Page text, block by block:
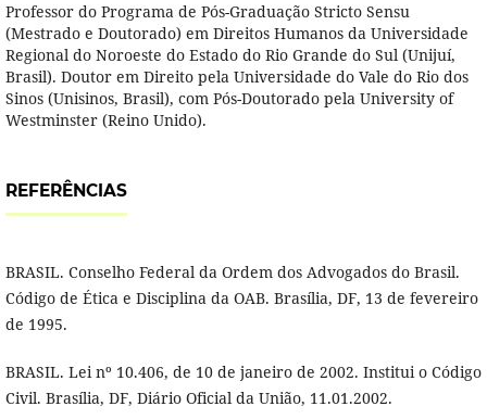
Professor do Programa de Pós-Graduação Stricto Sensu
(Mestrado e Doutorado) em Direitos Humanos da Universidade
Regional do Noroeste do Estado do Rio Grande do Sul (Unijuí,
Brasil). Doutor em Direito pela Universidade do Vale do Rio dos
Sinos (Unisinos, Brasil), com Pós-Doutorado pela University of
Westminster (Reino Unido).
REFERÊNCIAS
BRASIL. Conselho Federal da Ordem dos Advogados do Brasil.
Código de Ética e Disciplina da OAB. Brasília, DF, 13 de fevereiro
de 1995.
BRASIL. Lei nº 10.406, de 10 de janeiro de 2002. Institui o Código
Civil. Brasília, DF, Diário Oficial da União, 11.01.2002.